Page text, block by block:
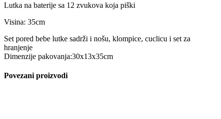
Lutka na baterije sa 12 zvukova koja piški
Visina: 35cm
Set pored bebe lutke sadrži i nošu, klompice, cuclicu i set za
hranjenje
Dimenzije pakovanja:30x13x35cm
Povezani proizvodi